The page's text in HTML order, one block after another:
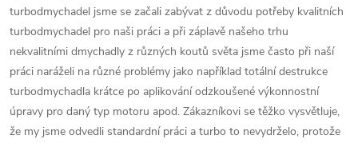
turbodmychadel jsme se začali zabývat z důvodu potřeby kvalitních
turbodmychadel pro naši práci a při záplavě našeho trhu
nekvalitními dmychadly z různých koutů světa jsme často při naší
práci naráželi na různé problémy jako například totální destrukce
turbodmychadla krátce po aplikování odzkoušené výkonnostní
úpravy pro daný typ motoru apod. Zákazníkovi se těžko vysvětluje,
že my jsme odvedli standardní práci a turbo to nevydrželo, protože